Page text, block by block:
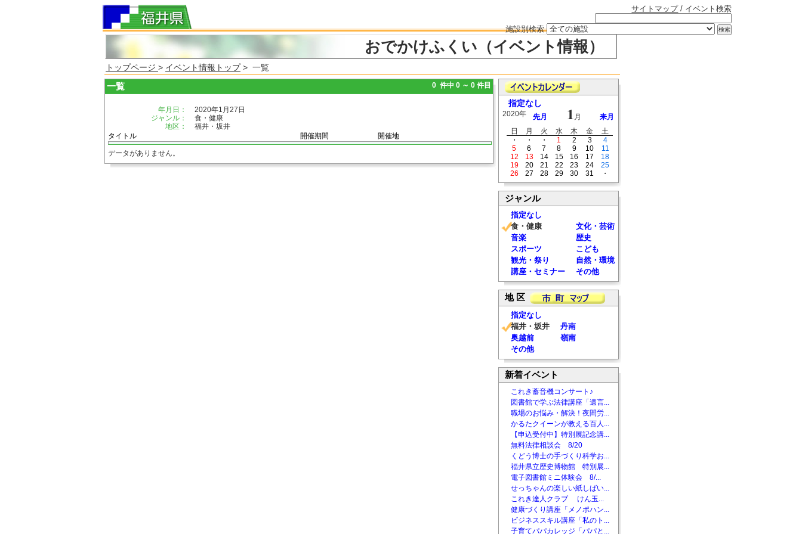
サイトマップ/ イベント検索
施設別検索
おでかけふくい（イベント情報）
トップページ > イベント情報トップ> 一覧
一覧 0 件中 0 ～ 0 件目
年月日：
2020年1月27日
ジャンル：
食・健康
地区：
福井・坂井
タイトル
開催期間 開催地
データがありません。
指定なし
2020年 先月 1 月
来月
日
月 火 水 木 金
土
・
・ ・ 1 2 3
4
5
6 7 8 9 10
11
12
13 14 15 16 17
18
19
20 21 22 23 24
25
26
27 28 29 30 31 ・
ジャンル
指定なし
食・健康
文化・芸術
音楽
歴史
スポーツ
こども
観光・祭り
自然・環境
講座・セミナー
その他
地 区
指定なし
福井・坂井
丹南
奥越前
嶺南
その他
新着イベント
これき蓄音機コンサート♪
図書館で学ぶ法律講座「遺言...
職場のお悩み・解決！夜間労...
かるたクイーンが教える百人...
【申込受付中】特別展記念講...
無料法律相談会 8/20
くどう博士の手づくり科学お...
福井県立歴史博物館 特別展...
電子図書館ミニ体験会 8/...
せっちゃんの楽しい紙しばい...
これき達人クラブ けん玉...
健康づくり講座「メノポハン...
ビジネススキル講座「私のト...
子育てパパカレッジ「パパと...